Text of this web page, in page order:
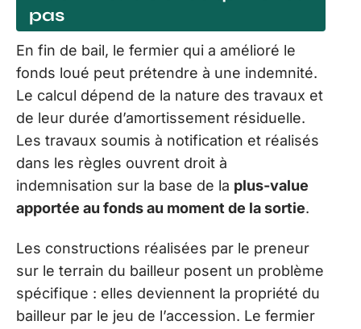
pas
En fin de bail, le fermier qui a amélioré le
fonds loué peut prétendre à une indemnité.
Le calcul dépend de la nature des travaux et
de leur durée d’amortissement résiduelle.
Les travaux soumis à notification et réalisés
dans les règles ouvrent droit à
indemnisation sur la base de la plus-value
apportée au fonds au moment de la sortie.
Les constructions réalisées par le preneur
sur le terrain du bailleur posent un problème
spécifique : elles deviennent la propriété du
bailleur par le jeu de l’accession. Le fermier